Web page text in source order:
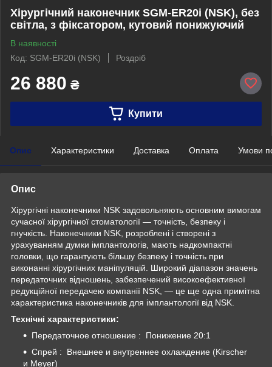
Хірургічний наконечник SGM-ER20i (NSK), без
світла, з фіксатором, кутовий понижуючий
В наявності
Код: SGM-ER20i (NSK)
Роздріб
26 880 ₴
Купити
Опис Характеристики Доставка Оплата Умови
Опис
Хірургічні наконечники NSK задовольняють основним вимогам
сучасної хірургічної стоматології — точність, безпеку і
гнучкість. Наконечники NSK, розроблені і створені з
урахуванням думки імплантологів, мають надкомпактні
головки, що гарантують більшу безпеку і точність при
виконанні хірургічних маніпуляцій. Широкий діапазон значень
передаточних відношень, забезпечений високоефективної
редукційної передачею компанії NSK, — це ще одна примітна
характеристика наконечників для імплантології від NSK.
Технічні характеристики:
Передаточное отношение : Понижение 20:1
Спрей : Внешнее и внутреннее охлаждение (Kirscher
и Meyer)